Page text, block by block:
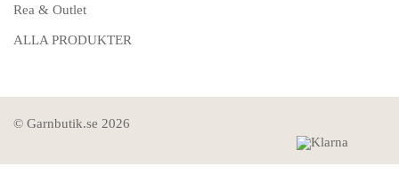
Rea & Outlet
ALLA PRODUKTER
© Garnbutik.se 2026